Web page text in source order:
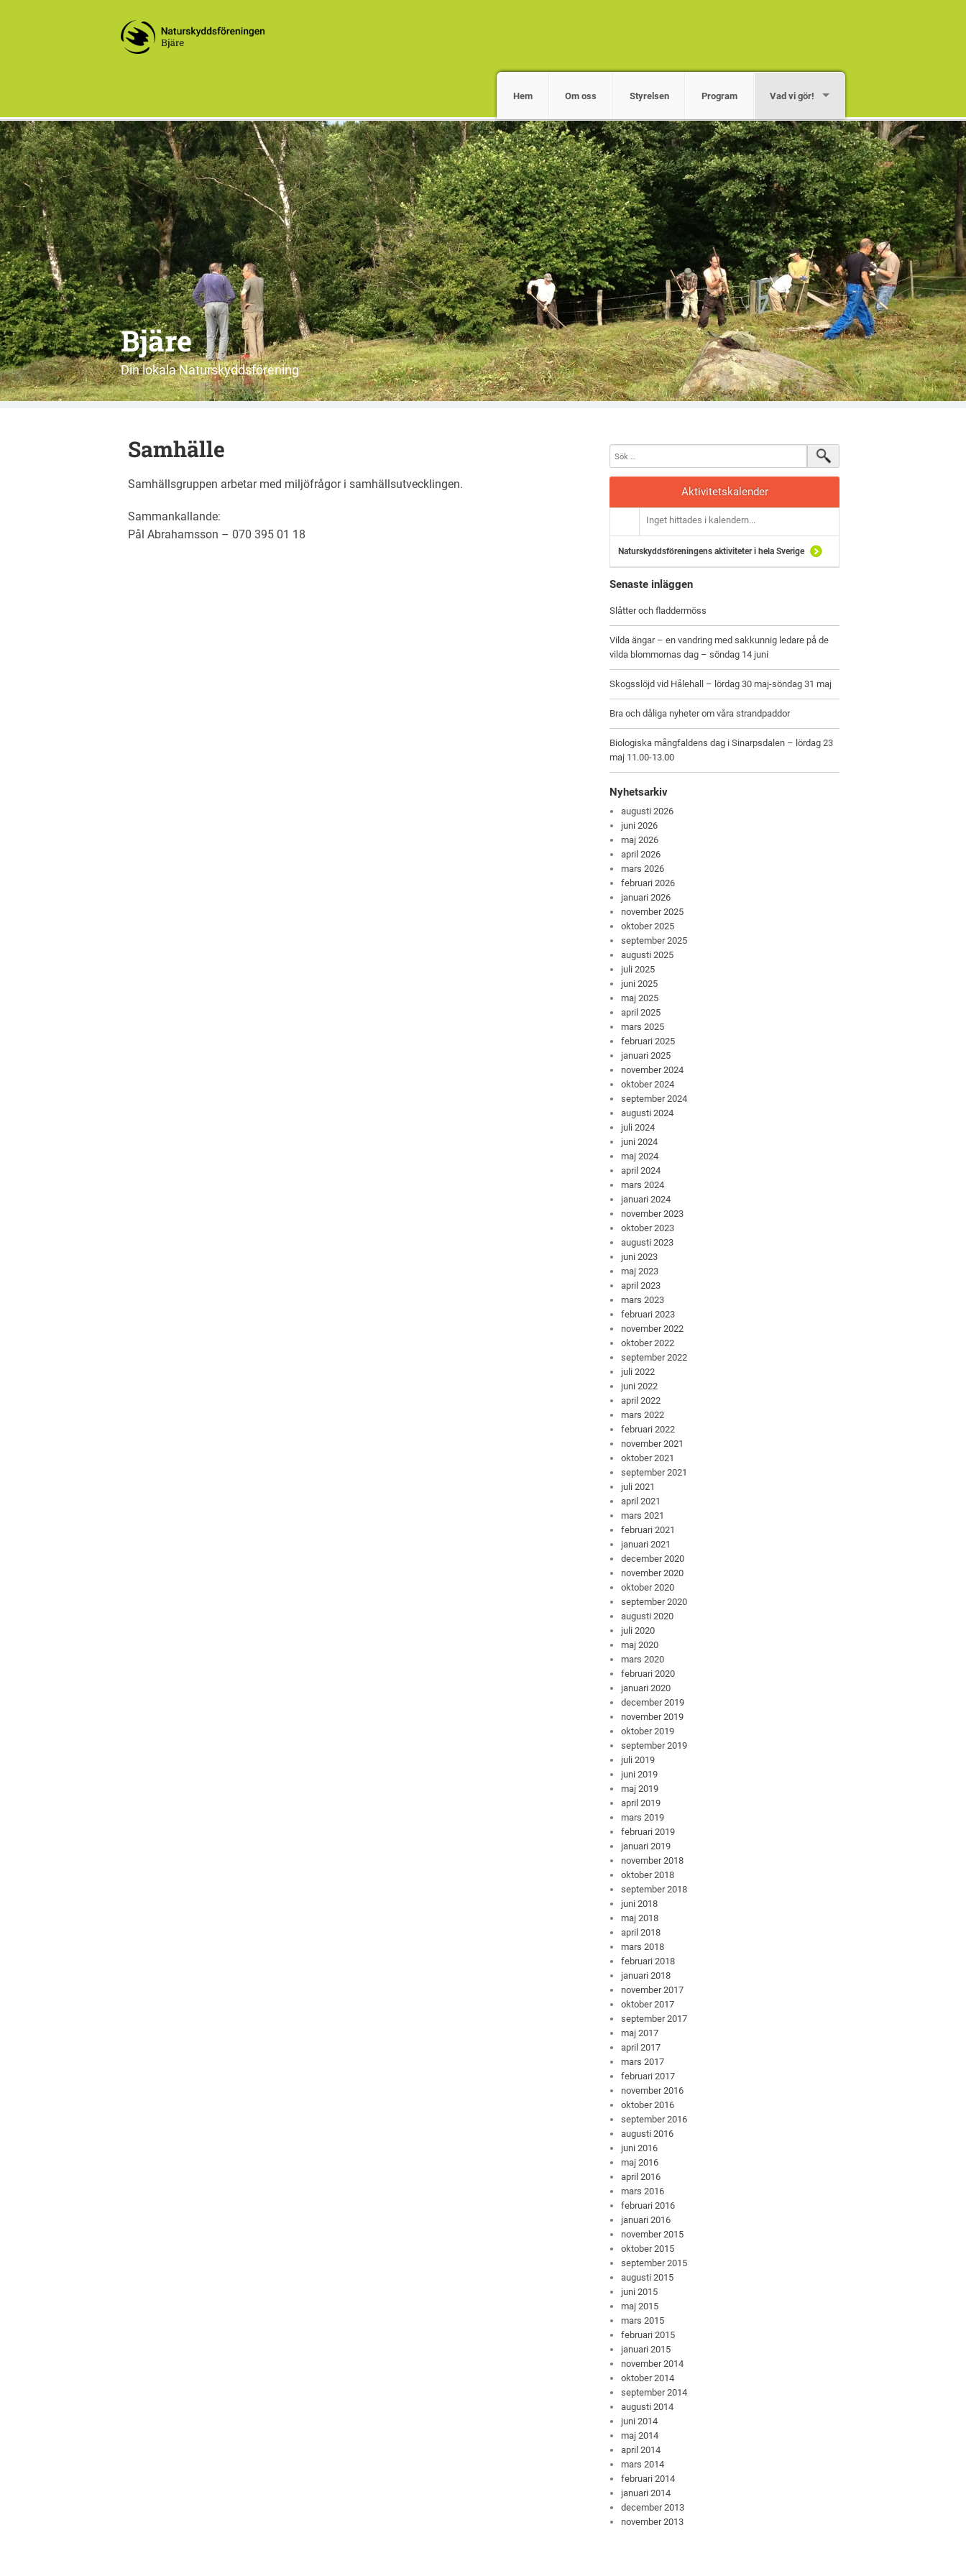
Hem Om oss Styrelsen Program Vad vi gör!
Bjäre
Din lokala Naturskyddsförening
Samhälle
Samhällsgruppen arbetar med miljöfrågor i samhällsutvecklingen.
Sammankallande:
Pål Abrahamsson – 070 395 01 18
Aktivitetskalender
Inget hittades i kalendern...
Naturskyddsföreningens aktiviteter i hela Sverige
Senaste inläggen
Slåtter och fladdermöss
Vilda ängar – en vandring med sakkunnig ledare på de
vilda blommornas dag – söndag 14 juni
Skogsslöjd vid Hålehall – lördag 30 maj-söndag 31 maj
Bra och dåliga nyheter om våra strandpaddor
Biologiska mångfaldens dag i Sinarpsdalen – lördag 23
maj 11.00-13.00
Nyhetsarkiv
augusti 2026
juni 2026
maj 2026
april 2026
mars 2026
februari 2026
januari 2026
november 2025
oktober 2025
september 2025
augusti 2025
juli 2025
juni 2025
maj 2025
april 2025
mars 2025
februari 2025
januari 2025
november 2024
oktober 2024
september 2024
augusti 2024
juli 2024
juni 2024
maj 2024
april 2024
mars 2024
januari 2024
november 2023
oktober 2023
augusti 2023
juni 2023
maj 2023
april 2023
mars 2023
februari 2023
november 2022
oktober 2022
september 2022
juli 2022
juni 2022
april 2022
mars 2022
februari 2022
november 2021
oktober 2021
september 2021
juli 2021
april 2021
mars 2021
februari 2021
januari 2021
december 2020
november 2020
oktober 2020
september 2020
augusti 2020
juli 2020
maj 2020
mars 2020
februari 2020
januari 2020
december 2019
november 2019
oktober 2019
september 2019
juli 2019
juni 2019
maj 2019
april 2019
mars 2019
februari 2019
januari 2019
november 2018
oktober 2018
september 2018
juni 2018
maj 2018
april 2018
mars 2018
februari 2018
januari 2018
november 2017
oktober 2017
september 2017
maj 2017
april 2017
mars 2017
februari 2017
november 2016
oktober 2016
september 2016
augusti 2016
juni 2016
maj 2016
april 2016
mars 2016
februari 2016
januari 2016
november 2015
oktober 2015
september 2015
augusti 2015
juni 2015
maj 2015
mars 2015
februari 2015
januari 2015
november 2014
oktober 2014
september 2014
augusti 2014
juni 2014
maj 2014
april 2014
mars 2014
februari 2014
januari 2014
december 2013
november 2013